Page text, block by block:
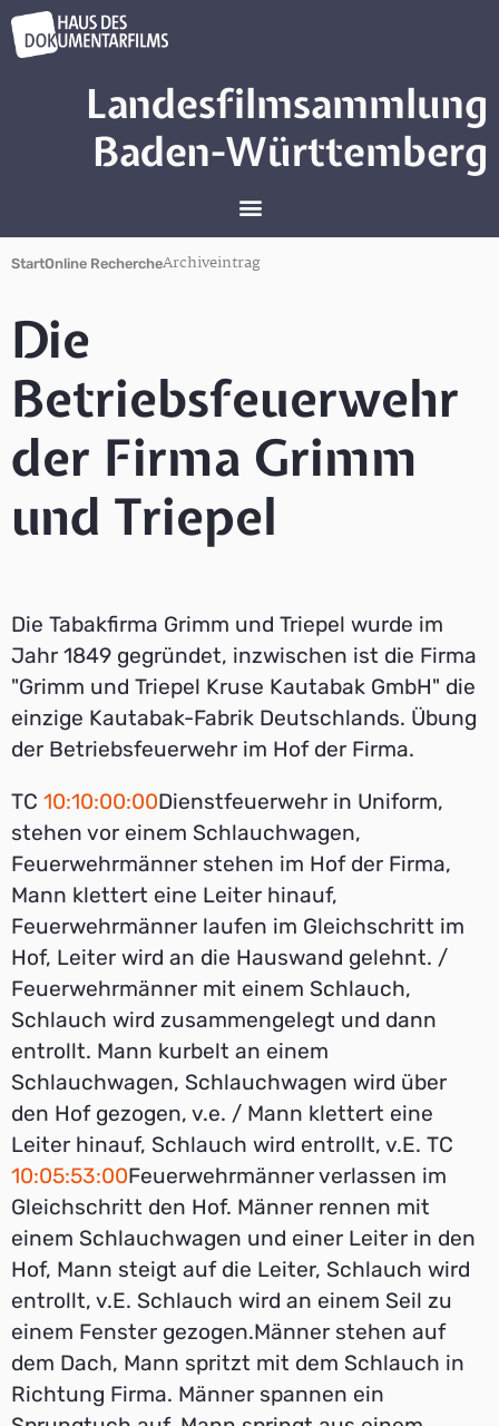
Landesfilmsammlung
Baden-Württemberg
StartOnline RechercheArchiveintrag
Die
Betriebsfeuerwehr
der Firma Grimm
und Triepel
Die Tabakfirma Grimm und Triepel wurde im
Jahr 1849 gegründet, inzwischen ist die Firma
"Grimm und Triepel Kruse Kautabak GmbH" die
einzige Kautabak-Fabrik Deutschlands. Übung
der Betriebsfeuerwehr im Hof der Firma.
TC 10:10:00:00Dienstfeuerwehr in Uniform,
stehen vor einem Schlauchwagen,
Feuerwehrmänner stehen im Hof der Firma,
Mann klettert eine Leiter hinauf,
Feuerwehrmänner laufen im Gleichschritt im
Hof, Leiter wird an die Hauswand gelehnt. /
Feuerwehrmänner mit einem Schlauch,
Schlauch wird zusammengelegt und dann
entrollt. Mann kurbelt an einem
Schlauchwagen, Schlauchwagen wird über
den Hof gezogen, v.e. / Mann klettert eine
Leiter hinauf, Schlauch wird entrollt, v.E. TC
10:05:53:00Feuerwehrmänner verlassen im
Gleichschritt den Hof. Männer rennen mit
einem Schlauchwagen und einer Leiter in den
Hof, Mann steigt auf die Leiter, Schlauch wird
entrollt, v.E. Schlauch wird an einem Seil zu
einem Fenster gezogen.Männer stehen auf
dem Dach, Mann spritzt mit dem Schlauch in
Richtung Firma. Männer spannen ein